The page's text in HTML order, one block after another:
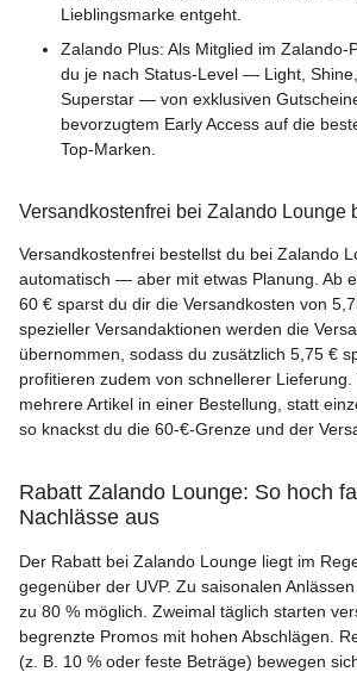
Lieblingsmarke entgeht.
Zalando Plus: Als Mitglied im Zalando-
du je nach Status-Level — Light,
Superstar — von exklusiven
bevorzugtem Early Access auf die
Top-Marken.
Versandkostenfrei bei Zalando Lounge
Versandkostenfrei bestellst du bei Zalando
automatisch — aber mit etwas Planung. Ab
60 € sparst du dir die Versandkosten von
spezieller Versandaktionen werden die
übernommen, sodass du zusätzlich 5,75 €
profitieren zudem von schnellerer Lieferung.
mehrere Artikel in einer Bestellung, statt
so knackst du die 60-€-Grenze und der
Rabatt Zalando Lounge: So hoch
Nachlässe aus
Der Rabatt bei Zalando Lounge liegt im
gegenüber der UVP. Zu saisonalen
zu 80 % möglich. Zweimal täglich starten
begrenzte Promos mit hohen Abschlägen.
(z. B. 10 % oder feste Beträge) bewegen